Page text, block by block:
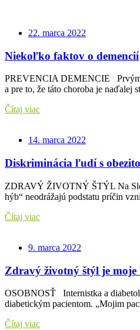
22. marca 2022
Niekoľko faktov o demencií
PREVENCIA DEMENCIE Prvými
a pre to, že táto choroba je naďalej
Čítaj viac
14. marca 2022
Diskriminácia ľudí s
ZDRAVÝ ŽIVOTNÝ ŠTÝL Na
hýb“ neodrážajú podstatu príčin
Čítaj viac
9. marca 2022
Zdravý životný štýl je moje
OSOBNOSŤ Internistka a
diabetickým pacientom. „Mojim
Čítaj viac